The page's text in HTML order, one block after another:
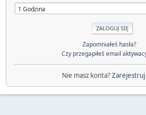
Zapomniałeś hasła?
Czy przegapiłeś email
Nie masz konta?Zarejestruj